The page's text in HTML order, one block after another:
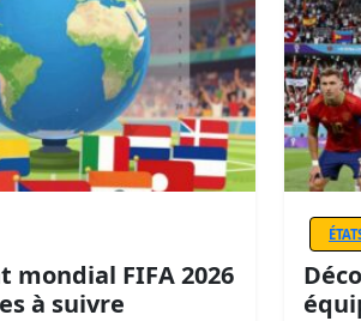
mondial FIFA 2026
à suivre